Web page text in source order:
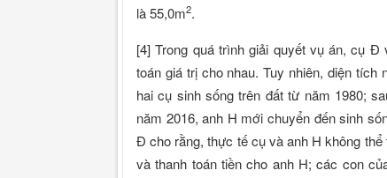
là 55,0m2.
[4] Trong quá trình giải quyết vụ án, cụ
toán giá trị cho nhau. Tuy nhiên, diện
hai cụ sinh sống trên đất từ năm 1980;
năm 2016, anh H mới chuyển đến sinh
Đ cho rằng, thực tế cụ và anh H không
và thanh toán tiền cho anh H; các con